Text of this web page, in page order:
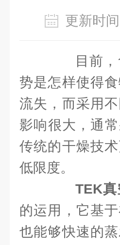
更新时
目前，食
势是怎样使得
流失，而采用
影响很大，通
传统的干燥技
低限度。
TEK
的运用，它基
也能够快速的